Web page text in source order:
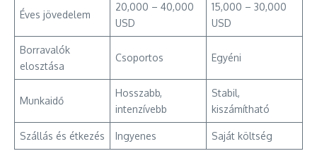
Éves jövedelem
20,000 – 40,000
USD
15,000 – 30,000
USD
Borravalók
elosztása
Csoportos Egyéni
Munkaidő
Hosszabb,
intenzívebb
Stabil,
kiszámítható
Szállás és étkezés Ingyenes Saját költség